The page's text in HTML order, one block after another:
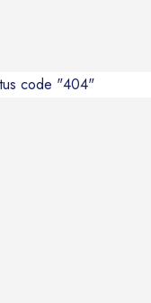
code "404"